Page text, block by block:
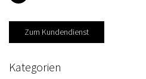
Zum Kundendienst
Kategorien